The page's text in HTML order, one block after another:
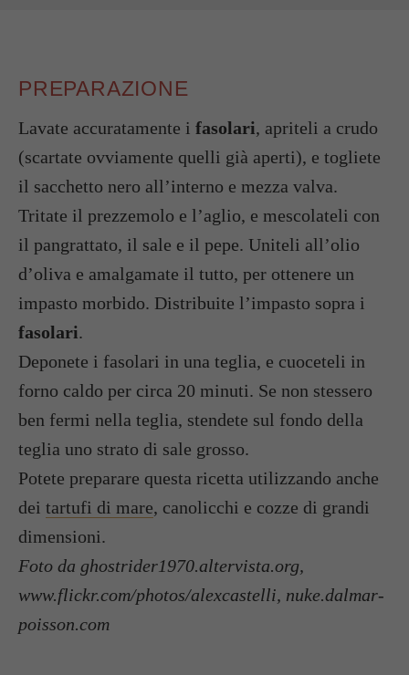
PREPARAZIONE
Lavate accuratamente i fasolari, apriteli a crudo
(scartate ovviamente quelli già aperti), e togliete
il sacchetto nero all’interno e mezza valva.
Tritate il prezzemolo e l’aglio, e mescolateli con
il pangrattato, il sale e il pepe. Uniteli all’olio
d’oliva e amalgamate il tutto, per ottenere un
impasto morbido. Distribuite l’impasto sopra i
fasolari.
Deponete i fasolari in una teglia, e cuoceteli in
forno caldo per circa 20 minuti. Se non stessero
ben fermi nella teglia, stendete sul fondo della
teglia uno strato di sale grosso.
Potete preparare questa ricetta utilizzando anche
dei tartufi di mare, canolicchi e cozze di grandi
dimensioni.
Foto da ghostrider1970.altervista.org,
www.flickr.com/photos/alexcastelli, nuke.dalmar-
poisson.com